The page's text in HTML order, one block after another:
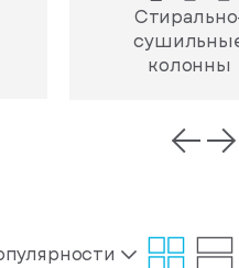
колонны